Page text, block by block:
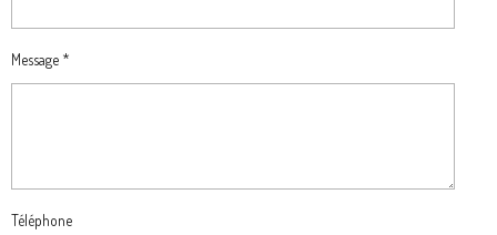
Message *
Téléphone